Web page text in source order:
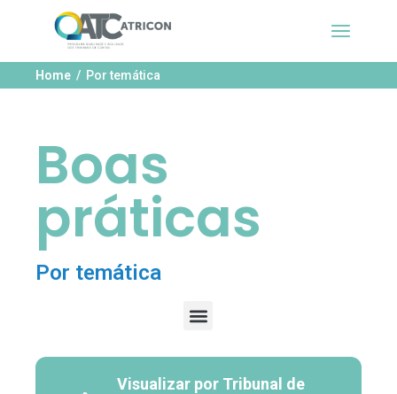
Home Por temática
Boas
práticas
Por temática
Visualizar por Tribunal de